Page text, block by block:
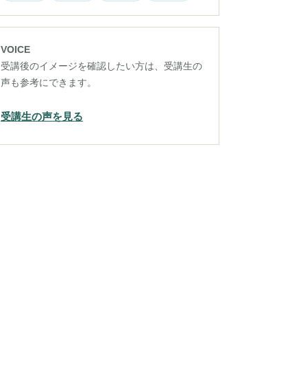
VOICE
受講後のイメージを確認したい方は、受講生の
声も参考にできます。
受講生の声を見る